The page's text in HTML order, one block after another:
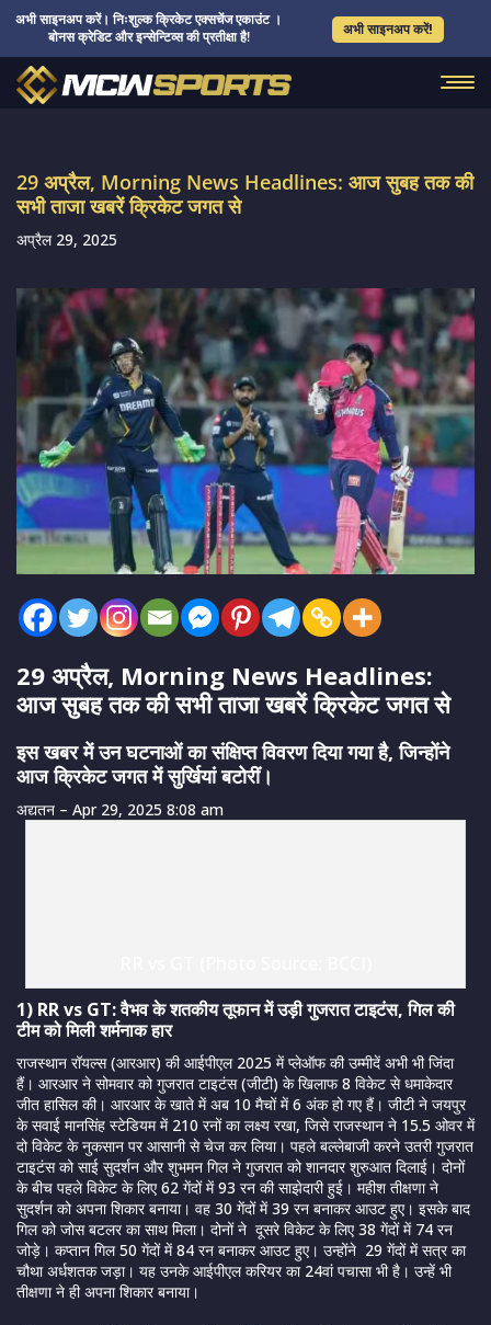
अभी साइनअप करें। निःशुल्क क्रिकेट एक्सचेंज एकाउंट ।
बोनस क्रेडिट और इन्सेन्टिव्स की प्रतीक्षा है!
अभी साइनअप करें!
29 अप्रैल, Morning News Headlines: आज सुबह तक की
सभी ताजा खबरें क्रिकेट जगत से
अप्रैल 29, 2025
29 अप्रैल, Morning News Headlines:
आज सुबह तक की सभी ताजा खबरें क्रिकेट जगत से
इस खबर में उन घटनाओं का संक्षिप्त विवरण दिया गया है, जिन्होंने
आज क्रिकेट जगत में सुर्खियां बटोरीं।
अद्यतन – Apr 29, 2025 8:08 am
1) RR vs GT: वैभव के शतकीय तूफान में उड़ी गुजरात टाइटंस, गिल की
टीम को मिली शर्मनाक हार
राजस्थान रॉयल्स (आरआर) की आईपीएल 2025 में प्लेऑफ की उम्मीदें अभी भी जिंदा
हैं। आरआर ने सोमवार को गुजरात टाइटंस (जीटी) के खिलाफ 8 विकेट से धमाकेदार
जीत हासिल की। आरआर के खाते में अब 10 मैचों में 6 अंक हो गए हैं। जीटी ने जयपुर
के सवाई मानसिंह स्टेडियम में 210 रनों का लक्ष्य रखा, जिसे राजस्थान ने 15.5 ओवर में
दो विकेट के नुकसान पर आसानी से चेज कर लिया। पहले बल्लेबाजी करने उतरी गुजरात
टाइटंस को साई सुदर्शन और शुभमन गिल ने गुजरात को शानदार शुरुआत दिलाई। दोनों
के बीच पहले विकेट के लिए 62 गेंदों में 93 रन की साझेदारी हुई। महीश तीक्षणा ने
सुदर्शन को अपना शिकार बनाया। वह 30 गेंदों में 39 रन बनाकर आउट हुए। इसके बाद
गिल को जोस बटलर का साथ मिला। दोनों ने दूसरे विकेट के लिए 38 गेंदों में 74 रन
जोड़े। कप्तान गिल 50 गेंदों में 84 रन बनाकर आउट हुए। उन्होंने 29 गेंदों में सत्र का
चौथा अर्धशतक जड़ा। यह उनके आईपीएल करियर का 24वां पचासा भी है। उन्हें भी
तीक्षणा ने ही अपना शिकार बनाया।